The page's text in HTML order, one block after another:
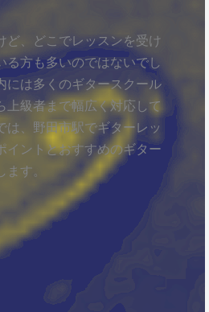
ど、どこでレッスンを受け
る方も多いのではないでし
には多くのギタースクール
上級者まで幅広く対応して
は、野田市駅でギターレッ
イントとおすすめのギター
す。